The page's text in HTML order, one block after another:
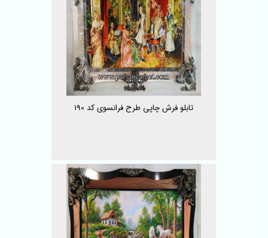
تابلو فرش چاپی طرح فرانسوی کد 190